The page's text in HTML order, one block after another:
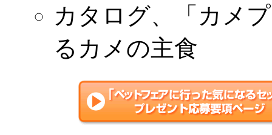
カタログ、「カメ
るカメの主食